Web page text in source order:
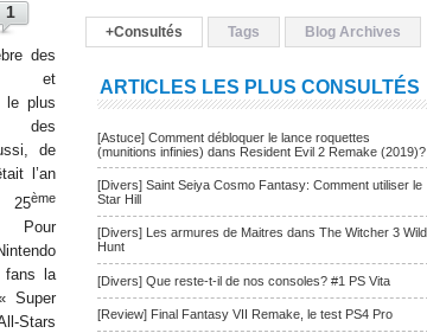
1
des
et
le plus
des
de
l’an
25ème
Pour
fans la
Super
Stars
+Consultés Tags Blog Archives
ARTICLES LES PLUS CONSULTÉS
[Astuce] Comment débloquer le lance roquettes
(munitions infinies) dans Resident Evil 2 Remake (2019)?
[Divers] Saint Seiya Cosmo Fantasy: Comment utiliser le
Star Hill
[Divers] Les armures de Maitres dans The Witcher 3 Wild
Hunt
[Divers] Que reste-t-il de nos consoles? #1 PS Vita
[Review] Final Fantasy VII Remake, le test PS4 Pro